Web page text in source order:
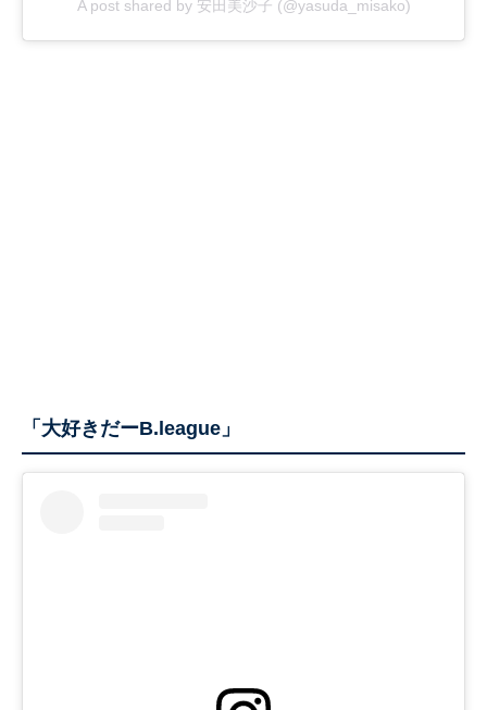
A post shared by 安田美沙子 (@yasuda_misako)
「大好きだーB.league」